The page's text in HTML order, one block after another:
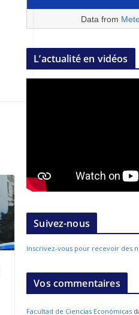
Data from
L’actualité en vidéos
Suivez-nous
Inscrivez-vous pour recevoir des
Vos commentaires
Facultad de Ciencias Económicas